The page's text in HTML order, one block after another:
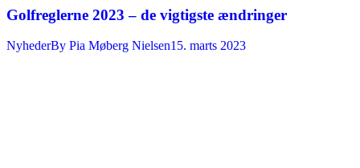
Golfreglerne 2023 – de vigtigste ændringer
NyhederBy Pia Møberg Nielsen15. marts 2023